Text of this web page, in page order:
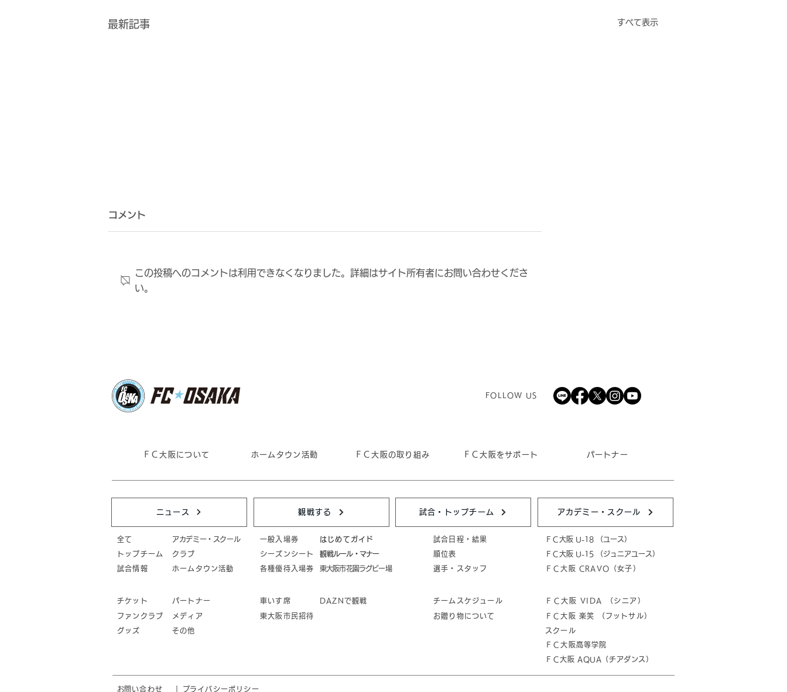
最新記事 すべて表示
コメント
この投稿へのコメントは利用できなくなりました。詳細はサイト所有者にお問い合わせくださ
い。
FOLLOW US
ＦＣ大阪について ホームタウン活動 ＦＣ大阪の取り組み ＦＣ大阪をサポート パートナー
ニュース
全て
トップチーム
試合情報
アカデミー・スクール
クラブ
ホームタウン活動
チケット
ファンクラブ
グッズ
パートナー
メディア
その他
観戦する 試合・トップチーム
一般入場券
シーズンシート
各種優待入場券
はじめてガイド
​観戦ルール・マナー
東大阪市花園ラグビー場
試合日程・結果
順位表
選手・スタッフ
車いす席 DAZNで観戦
東大阪市民招待
チームスケジュール
お贈り物について
アカデミー・スクール
ＦＣ大阪 U-18 （ユース）
ＦＣ大阪 U-15 （ジュニアユース）
ＦＣ大阪 CRAVO（女子）
ＦＣ大阪 VIDA （シニア）
ＦＣ大阪 楽笑 （フットサル）
スクール
ＦＣ大阪高等学院
ＦＣ大阪 AQUA（チアダンス）
​お問い合わせ ​プライバシーポリシー